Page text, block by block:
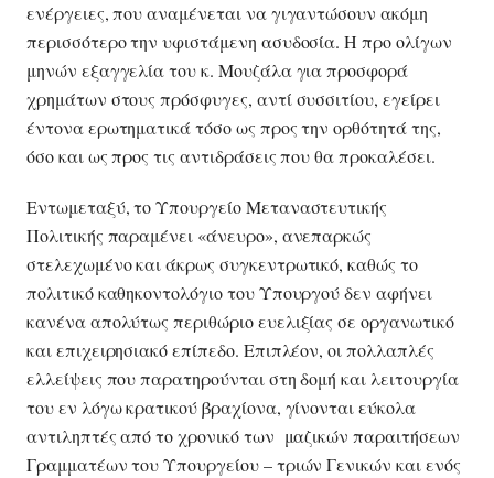
ενέργειες, που αναμένεται να γιγαντώσουν ακόμη
περισσότερο την υφιστάμενη ασυδοσία. Η προ ολίγων
μηνών εξαγγελία του κ. Μουζάλα για προσφορά
χρημάτων στους πρόσφυγες, αντί συσσιτίου, εγείρει
έντονα ερωτηματικά τόσο ως προς την ορθότητά της,
όσο και ως προς τις αντιδράσεις που θα προκαλέσει.
Εντωμεταξύ, το Υπουργείο Μεταναστευτικής
Πολιτικής παραμένει «άνευρο», ανεπαρκώς
στελεχωμένο και άκρως συγκεντρωτικό, καθώς το
πολιτικό καθηκοντολόγιο του Υπουργού δεν αφήνει
κανένα απολύτως περιθώριο ευελιξίας σε οργανωτικό
και επιχειρησιακό επίπεδο. Επιπλέον, οι πολλαπλές
ελλείψεις που παρατηρούνται στη δομή και λειτουργία
του εν λόγω κρατικού βραχίονα, γίνονται εύκολα
αντιληπτές από το χρονικό των μαζικών παραιτήσεων
Γραμματέων του Υπουργείου – τριών Γενικών και ενός